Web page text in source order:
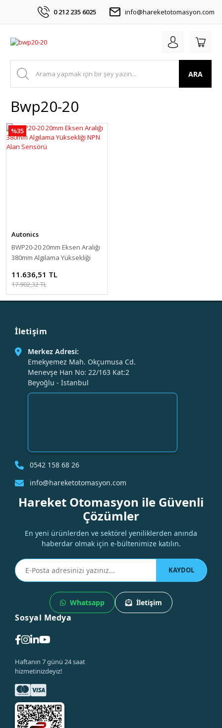
0 212 235 6025 info@hareketotomasyon.com
ARA
Bwp20-20
%35
Autonics
BWP20-20 20mm Eksen Aralığı
380mm Algılama Yüksekliği
11.636,51 TL
17.902,32 TL
İletişim
Merkez Adresi:
Emekyemez Mah. Okçumusa Cd.
Menevşe Han No: 22/163 Kat:2
Beyoğlu - İstanbul
0542 158 68 26
info@hareketotomasyon.com
Hareket Otomasyon ile Güvenli
Çözümler
En yeni ürünlerden ve sektörel yeniliklerden anında
haberdar olmak için e-bültenimize katılın.
KAYDOL
Whatsapp İletişim
Sosyal Medya
Haftanın 7 günü 24 saat
hizmetinizdeyiz!